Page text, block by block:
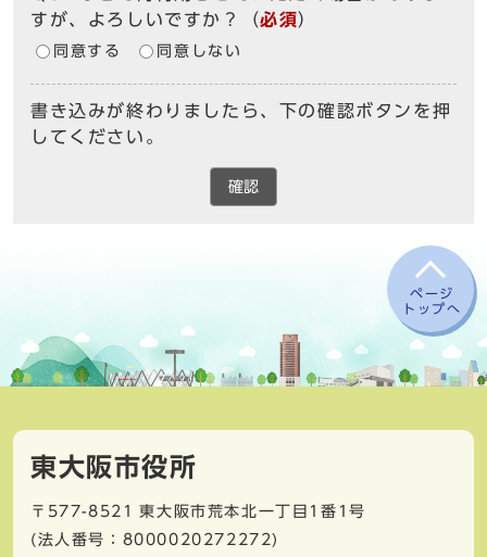
すが、よろしいですか？
（必須）
同意する 同意しない
書き込みが終わりましたら、下の確認ボタンを押
してください。
確認
ページ
トップへ
東大阪市役所
〒577-8521
東大阪市荒本北一丁目1番1号
(法人番号：8000020272272)